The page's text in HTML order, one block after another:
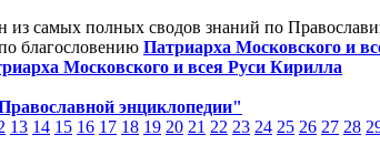
из самых полных сводов знаний по
благословению Патриарха Московского и
Московского и всея Руси Кирилла
энциклопедии"
13 14 15 16 17 18 19 20 21 22 23 24 25 26 27 28